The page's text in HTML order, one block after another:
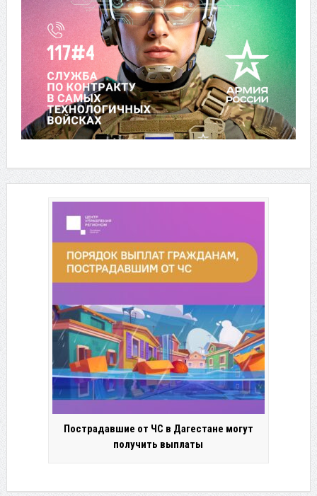
Пострадавшие от ЧС в Дагестане могут
получить выплаты